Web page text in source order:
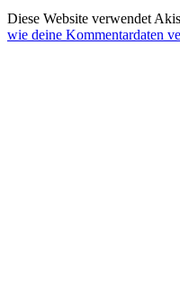
Diese Website verwendet
wie deine Kommentardaten